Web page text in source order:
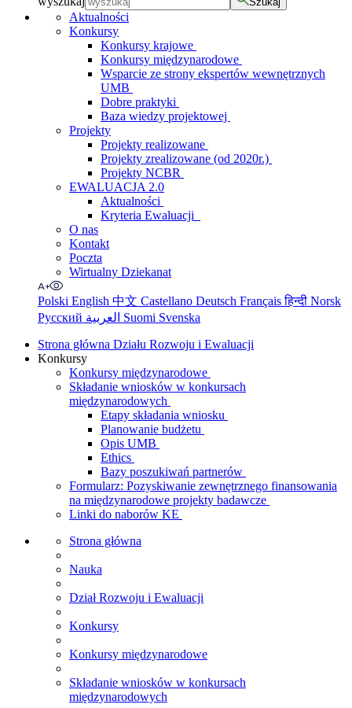
Aktualności
Konkursy
Konkursy krajowe
Konkursy międzynarodowe
Wsparcie ze strony ekspertów wewnętrznych
UMB
Dobre praktyki
Baza wiedzy projektowej
Projekty
Projekty realizowane
Projekty zrealizowane (od 2020r.)
Projekty NCBR
EWALUACJA 2.0
Aktualności
Kryteria Ewaluacji
O nas
Kontakt
Poczta
Wirtualny Dziekanat
Polski English 中文 Castellano Deutsch Françaisहिन्दी Norsk
Русский
Suomi Svenska
Strona główna Działu Rozwoju i Ewaluacji
Konkursy
Konkursy międzynarodowe
Składanie wniosków w konkursach
międzynarodowych
Etapy składania wniosku
Planowanie budżetu
Opis UMB
Ethics
Bazy poszukiwań partnerów
Formularz: Pozyskiwanie zewnętrznego finansowania
na międzynarodowe projekty badawcze
Linki do naborów KE
Strona główna
Nauka
Dział Rozwoju i Ewaluacji
Konkursy
Konkursy międzynarodowe
Składanie wniosków w konkursach
międzynarodowych